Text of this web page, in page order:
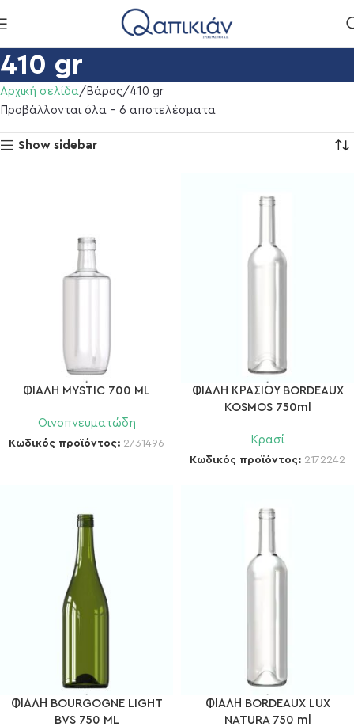
410 gr
Αρχική σελίδα Βάρος
410 gr
Προβάλλονται όλα - 6 αποτελέσματα
Show sidebar
ΦΙΑΛΗ MYSTIC 700 ML
Οινοπνευματώδη
Κωδικός προϊόντος: 2731496
ΦΙΑΛΗ ΚΡΑΣΙΟΥ BORDEAUX
KOSMOS 750ml
Κρασί
Κωδικός προϊόντος: 2172242
ΦΙΑΛΗ BOURGOGNE LIGHT
BVS 750 ML
ΦΙΑΛΗ BORDEAUX LUX
NATURA 750 ml